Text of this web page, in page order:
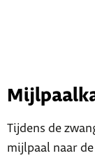
Tijdens de
mijlpaal naar